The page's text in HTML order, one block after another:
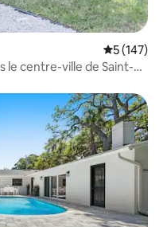
Évaluation
5 (147)
le centre-ville de Saint-
appréciés